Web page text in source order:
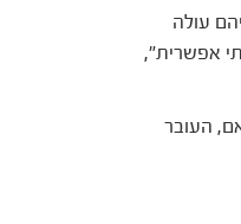
עולה
אפשרית",
העובר